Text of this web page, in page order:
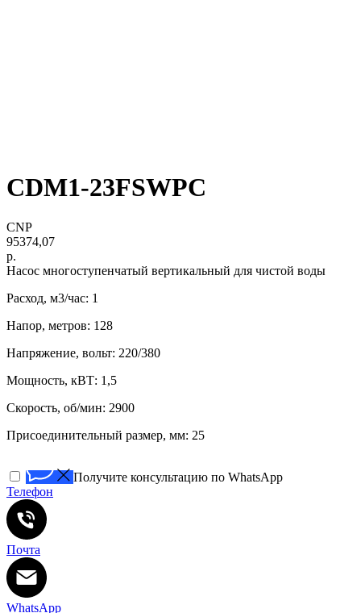
CDM1-23FSWPC
CNP
95374,07
р.
Нacоc многоступенчатый вертикaльный для чистoй воды
Расход, м3/час: 1
Напор, метров: 128
Напряжение, вольт: 220/380
Мощность, кВТ: 1,5
Скорость, об/мин: 2900
Присоединительный размер, мм: 25
Получите консультацию по WhatsApp
Телефон
Почта
WhatsApp